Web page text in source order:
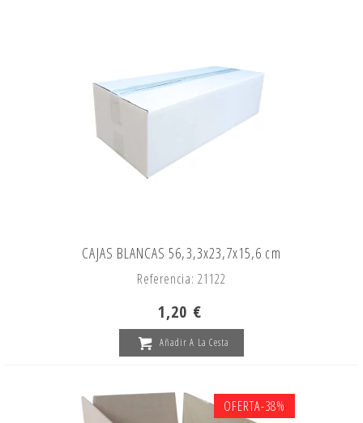
CAJAS BLANCAS 56,3,3x23,7x15,6 cm
Referencia: 21122
1,20 €
Añadir A La Cesta
OFERTA-38%